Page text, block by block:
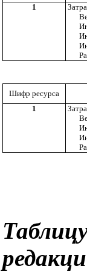
1
Шифр ресурса
1